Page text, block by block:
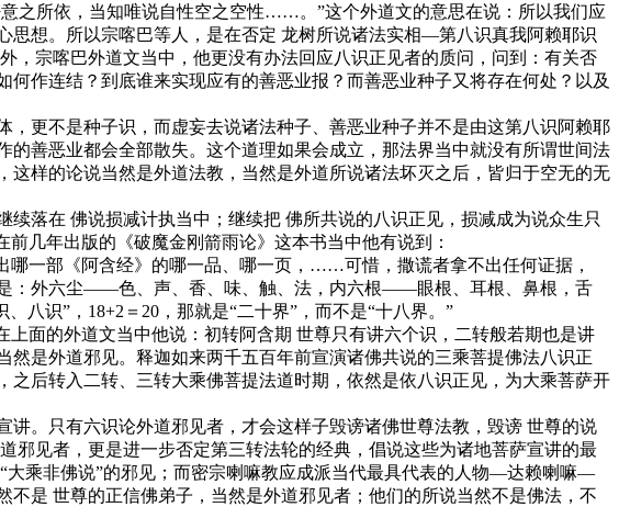
之所依，当知唯说自性空之空性……。”这个外道文的意思在说：所以我们应
思想。所以宗喀巴等人，是在否定 龙树所说诸法实相—第八识真我阿赖耶识
宗喀巴外道文当中，他更没有办法回应八识正见者的质问，问到：有关否
作连结？到底谁来实现应有的善恶业报？而善恶业种子又将存在何处？以及
更不是种子识，而虚妄去说诸法种子、善恶业种子并不是由这第八识阿赖耶
善恶业都会全部散失。这个道理如果会成立，那法界当中就没有所谓世间法
样的论说当然是外道法教，当然是外道所说诸法坏灭之后，皆归于空无的无
落在 佛说损减计执当中；继续把 佛所共说的八识正见，损减成为说众生只
几年出版的《破魔金刚箭雨论》这本书当中他有说到：
一部《阿含经》的哪一品、哪一页，……可惜，撒谎者拿不出任何证据，
：外六尘——色、声、香、味、触、法，内六根——眼根、耳根、鼻根，舌
八识”，18+2＝20，那就是“二十界”，而不是“十八界。”
面的外道文当中他说：初转阿含期 世尊只有讲六个识，二转般若期也是讲
是外道邪见。释迦如来两千五百年前宣演诸佛共说的三乘菩提佛法八识正
后转入二转、三转大乘佛菩提法道时期，依然是依八识正见，为大乘菩萨开
。只有六识论外道邪见者，才会这样子毁谤诸佛世尊法教，毁谤 世尊的说
邪见者，更是进一步否定第三转法轮的经典，倡说这些为诸地菩萨宣讲的最
大乘非佛说”的邪见；而密宗喇嘛教应成派当代最具代表的人物—达赖喇嘛—
是 世尊的正信佛弟子，当然是外道邪见者；他们的所说当然不是佛法，不